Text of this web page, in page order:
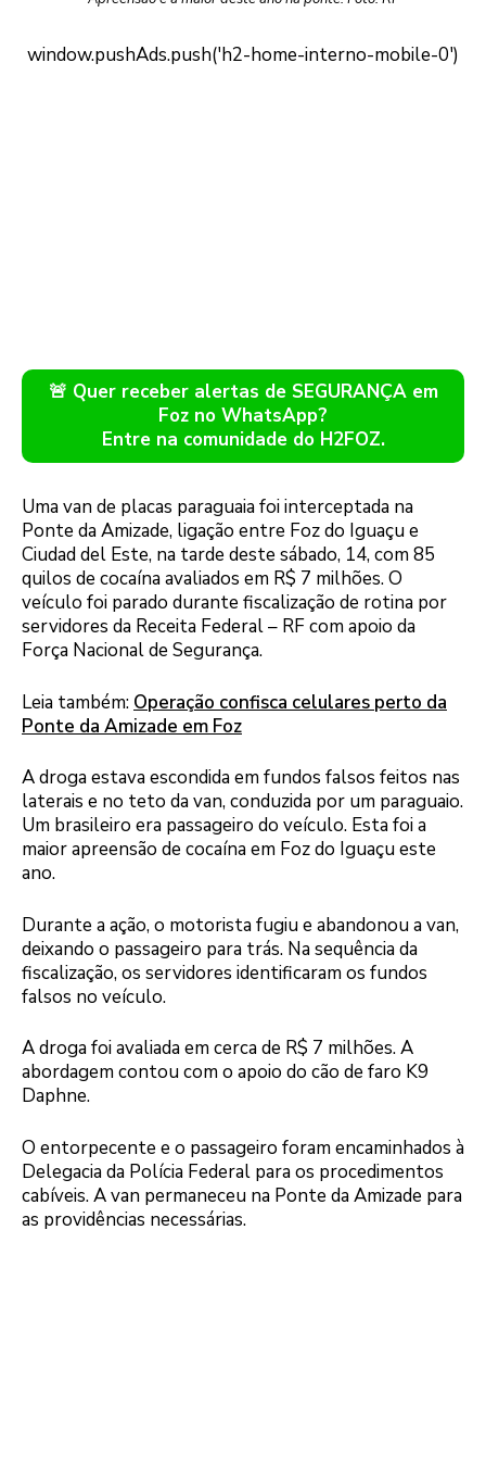
🚨 Quer receber alertas de SEGURANÇA em
Foz no WhatsApp?
Entre na comunidade do H2FOZ.
Uma van de placas paraguaia foi interceptada na
Ponte da Amizade, ligação entre Foz do Iguaçu e
Ciudad del Este, na tarde deste sábado, 14, com 85
quilos de cocaína avaliados em R$ 7 milhões. O
veículo foi parado durante fiscalização de rotina por
servidores da Receita Federal – RF com apoio da
Força Nacional de Segurança.
Leia também: Operação confisca celulares perto da
Ponte da Amizade em Foz
A droga estava escondida em fundos falsos feitos nas
laterais e no teto da van, conduzida por um paraguaio.
Um brasileiro era passageiro do veículo. Esta foi a
maior apreensão de cocaína em Foz do Iguaçu este
ano.
Durante a ação, o motorista fugiu e abandonou a van,
deixando o passageiro para trás. Na sequência da
fiscalização, os servidores identificaram os fundos
falsos no veículo.
A droga foi avaliada em cerca de R$ 7 milhões. A
abordagem contou com o apoio do cão de faro K9
Daphne.
O entorpecente e o passageiro foram encaminhados à
Delegacia da Polícia Federal para os procedimentos
cabíveis. A van permaneceu na Ponte da Amizade para
as providências necessárias.